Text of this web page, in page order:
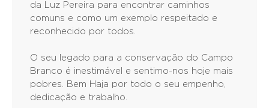
da Luz Pereira para encontrar caminhos
comuns e como um exemplo respeitado e
reconhecido por todos.
O seu legado para a conservação do Campo
Branco é inestimável e sentimo-nos hoje mais
pobres. Bem Haja por todo o seu empenho,
dedicação e trabalho.